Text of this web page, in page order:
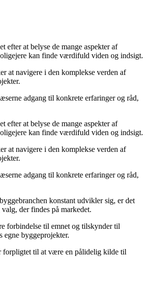
efter at belyse de mange aspekter af
kan finde værdifuld viden og indsigt.
at navigere i den komplekse verden af
adgang til konkrete erfaringer og råd,
efter at belyse de mange aspekter af
kan finde værdifuld viden og indsigt.
at navigere i den komplekse verden af
adgang til konkrete erfaringer og råd,
konstant udvikler sig, er det
der findes på markedet.
forbindelse til emnet og tilskynder til
byggeprojekter.
forpligtet til at være en pålidelig kilde til